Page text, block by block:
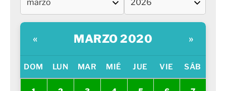
« MARZO 2020 »
DOM LUN MAR MIÉ JUE VIE SÁB